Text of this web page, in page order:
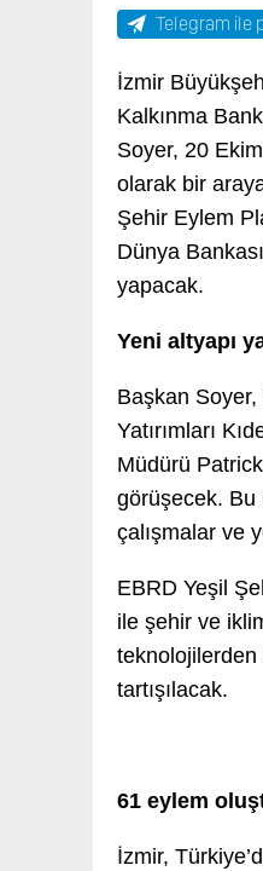
Telegram ile
İzmir
Kalkınma
Soyer, 20
olarak bir
Şehir Eylem
Dünya
yapacak.
Yeni altyapı
Başkan Soyer,
Yatırımları
Müdürü
görüşecek. Bu
çalışmalar ve
EBRD Yeşil
ile şehir ve
teknolojilerden
tartışılacak.
61 eylem
İzmir,